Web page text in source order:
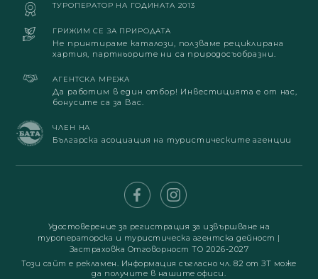
ТУРОПЕРАТОР НА ГОДИНАТА 2013
ГРИЖИМ СЕ ЗА ПРИРОДАТА
Не принтираме каталози, ползваме рециклирана
хартия, партньорите ни са природосъобразни.
АГЕНТСКА МРЕЖА
Да работим в един отбор! Инвестицията е от нас,
бонусите са за Вас.
ЧЛЕН НА
Българска асоциация на туристическите агенции
Удостоверение за регистрация за извършване на
туроператорска и туристическа агентска дейност |
Застраховка Отговорност ТО 2026-2027
Този сайт е рекламен. Информация съгласно чл. 82 от ЗТ може
да получите в нашите офиси.